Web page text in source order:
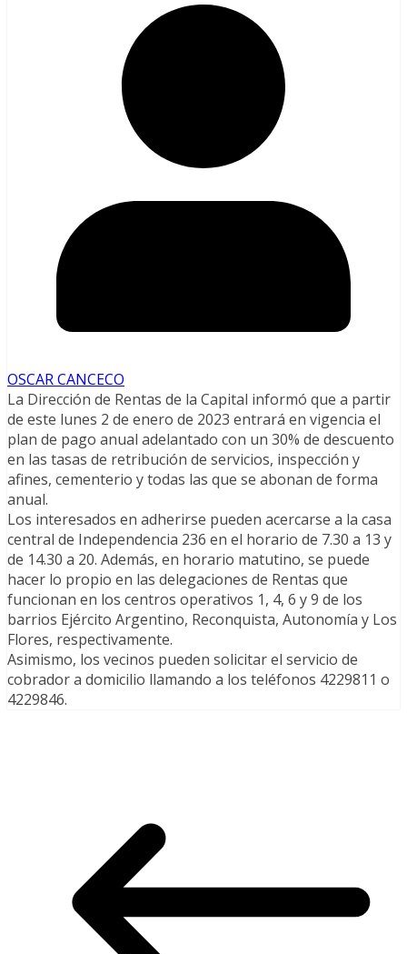
OSCAR CANCECO
La Dirección de Rentas de la Capital informó que a partir
de este lunes 2 de enero de 2023 entrará en vigencia el
plan de pago anual adelantado con un 30% de descuento
en las tasas de retribución de servicios, inspección y
afines, cementerio y todas las que se abonan de forma
anual.
Los interesados en adherirse pueden acercarse a la casa
central de Independencia 236 en el horario de 7.30 a 13 y
de 14.30 a 20. Además, en horario matutino, se puede
hacer lo propio en las delegaciones de Rentas que
funcionan en los centros operativos 1, 4, 6 y 9 de los
barrios Ejército Argentino, Reconquista, Autonomía y Los
Flores, respectivamente.
Asimismo, los vecinos pueden solicitar el servicio de
cobrador a domicilio llamando a los teléfonos 4229811 o
4229846.